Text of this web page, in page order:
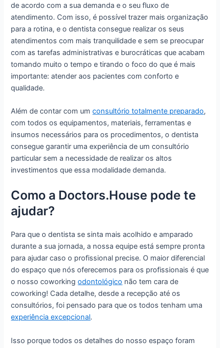
de acordo com a sua demanda e o seu fluxo de
atendimento. Com isso, é possível trazer mais organização
para a rotina, e o dentista consegue realizar os seus
atendimentos com mais tranquilidade e sem se preocupar
com as tarefas administrativas e burocráticas que acabam
tomando muito o tempo e tirando o foco do que é mais
importante: atender aos pacientes com conforto e
qualidade.
Além de contar com umconsultório totalmente preparado,
com todos os equipamentos, materiais, ferramentas e
insumos necessários para os procedimentos, o dentista
consegue garantir uma experiência de um consultório
particular sem a necessidade de realizar os altos
investimentos que essa modalidade demanda.
Como a Doctors.House pode te
ajudar?
Para que o dentista se sinta mais acolhido e amparado
durante a sua jornada, a nossa equipe está sempre pronta
para ajudar caso o profissional precise. O maior diferencial
do espaço que nós oferecemos para os profissionais é que
o nosso coworkingodontológico não tem cara de
coworking! Cada detalhe, desde a recepção até os
consultórios, foi pensado para que os todos tenham uma
experiência excepcional.
Isso porque todos os detalhes do nosso espaço foram